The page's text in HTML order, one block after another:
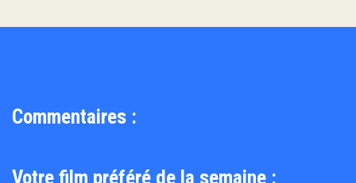
Commentaires :
Votre film préféré de la semaine :